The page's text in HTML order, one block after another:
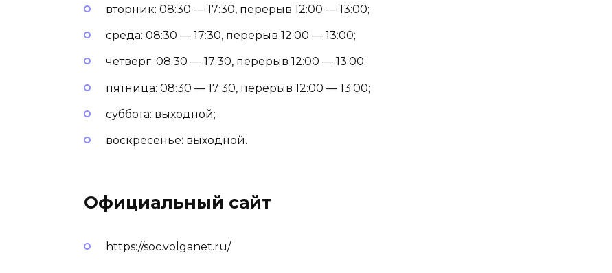
вторник: 08:30 — 17:30, перерыв 12:00 — 13:00;
среда: 08:30 — 17:30, перерыв 12:00 — 13:00;
четверг: 08:30 — 17:30, перерыв 12:00 — 13:00;
пятница: 08:30 — 17:30, перерыв 12:00 — 13:00;
суббота: выходной;
воскресенье: выходной.
Официальный сайт
https://soc.volganet.ru/